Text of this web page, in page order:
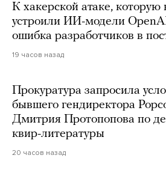
К хакерской атаке, которую
устроили ИИ-модели
ошибка разработчиков в
19 часов назад
Прокуратура запросила
бывшего гендиректора
Дмитрия Протопопова по
квир-литературы
20 часов назад